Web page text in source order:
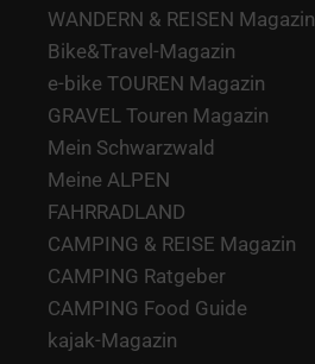
WANDERN & REISEN Magazin
Bike&Travel-Magazin
e-bike TOUREN Magazin
GRAVEL Touren Magazin
Mein Schwarzwald
Meine ALPEN
FAHRRADLAND
CAMPING & REISE Magazin
CAMPING Ratgeber
CAMPING Food Guide
kajak-Magazin